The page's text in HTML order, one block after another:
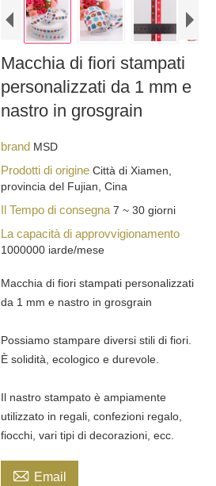
Macchia di fiori stampati
personalizzati da 1 mm e
nastro in grosgrain
brand MSD
Prodotti di origine Città di Xiamen,
provincia del Fujian, Cina
Il Tempo di consegna 7 ~ 30 giorni
La capacità di approvvigionamento
1000000 iarde/mese
Macchia di fiori stampati personalizzati
da 1 mm e nastro in grosgrain
Possiamo stampare diversi stili di fiori.
È solidità, ecologico e durevole.
Il nastro stampato è ampiamente
utilizzato in regali, confezioni regalo,
fiocchi, vari tipi di decorazioni, ecc.
 Email